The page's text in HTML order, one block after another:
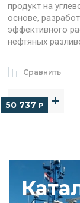
продукт на
основе,
эффективного
нефтяных
50 737 ₽
Сравнить